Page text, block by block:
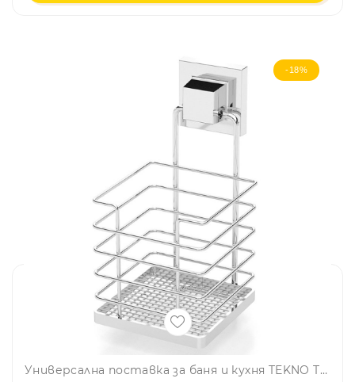
-18%
Универсална поставка за баня и кухня TEKNO TEL EF 073, 11х13х22 см, Двойно залепване, Хром